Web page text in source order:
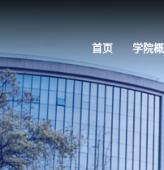
首页 学院